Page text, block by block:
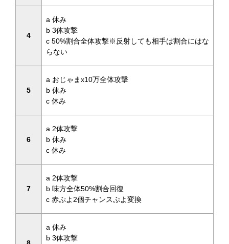
4
a 休み
b 3体攻撃
c 50%割合全体攻撃※反射しても相手は割合にはな
らない
5
a おじゃまx10万全体攻撃
b 休み
c 休み
6
a 2体攻撃
b 休み
c 休み
7
a 2体攻撃
b 味方全体50%割合回復
c 赤ぷよ2個チャンスぷよ変換
a 休み
b 3体攻撃